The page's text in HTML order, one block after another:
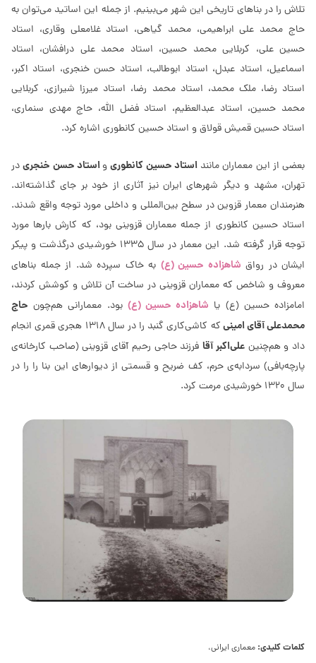
تلاش را در بناهای تاریخی این شهر می‌بینیم. از جمله این اساتید می‌توان به
حاج محمد علی ابراهیمی، محمد گیاهی، استاد غلامعلی وقاری، استاد
حسین علی، کربلایی محمد حسین، استاد محمد علی درافشان، استاد
اسماعیل، استاد عبدل، استاد ابوطالب، استاد حسن خنجری، استاد اکبر،
استاد رضا، ملک محمد، استاد محمد رضا، استاد میرزا شیرازی، کربلایی
محمد حسین، استاد عبدالعظیم، استاد فضل الله، حاج مهدی سنماری،
استاد حسین قمیش قولاق و استاد حسين كانطوری اشاره کرد.
بعضی از این معماران ماننداستاد حسین کانطوریواستاد حسن خنجریدر
تهران، مشهد و دیگر شهرهای ایران نیز آثاری از خود بر جای گذاشته‌اند.
هنرمندان معمار قزوین در سطح بین‌المللی و داخلی مورد توجه واقع شدند.
استاد حسین کانطوری از جمله معماران قزوینی بود، که کارش بارها مورد
توجه قرار گرفته شد. این معمار در سال 1335 خورشیدی درگذشت و پیکر
ایشان در رواق شاهزاده حسین (ع) به خاک سپرده شد. از جمله بناهای
معروف و شاخص که معماران قزوینی در ساخت آن تلاش و کوشش کردند،
امامزاده حسین (ع) یا شاهزاده حسین (ع) بود. معمارانی هم‌چون حاج
محمدعلی آقای امینی
که کاشی‌کاری گنبد را در سال 1318 هجری قمری انجام
داد و هم‌چنینعلی‌اکبر آقافرزند حاجی رحیم آقای قزوینی (صاحب کارخانه‌ی
پارچه‌بافی) سردابه‌ی حرم، کف ضریح و قسمتی از دیوارهای این بنا را را در
سال 1320 خورشیدی مرمت کرد.
کلمات کلیدی: معماری ایرانی،